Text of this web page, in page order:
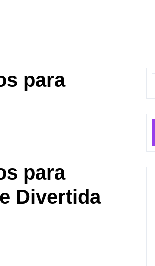
para
para
Divertida